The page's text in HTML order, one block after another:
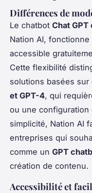
Différences de
Le chatbot Chat GPT
Nation AI,
accessible
Cette flexibilité
solutions basées sur
et GPT-4, qui
ou une configuration
simplicité, Nation AI
entreprises qui
comme un GPT
création de contenu.
Accessibilité et